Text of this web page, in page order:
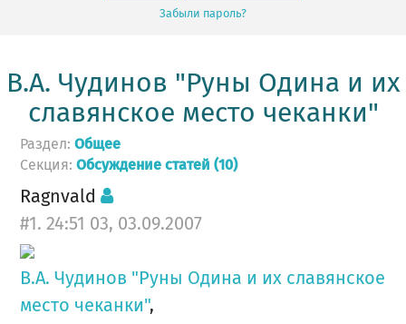
Забыли пароль?
В.А. Чудинов "Руны Одина и их
славянское место чеканки"
Раздел:Общее
Секция:Обсуждение статей (10)
Ragnvald
#1. 24:51 03, 03.09.2007
В.А. Чудинов "Руны Одина и их славянское
место чеканки",